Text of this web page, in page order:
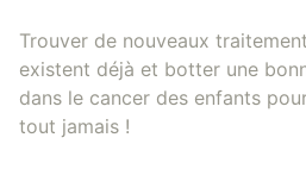
Trouver de nouveaux
existent déjà et botter une
dans le cancer des enfants
tout jamais !